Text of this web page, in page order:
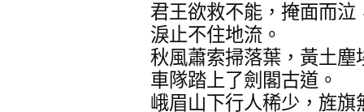
君王欲救不能，掩面而
淚止不住地流。
秋風蕭索掃落葉，黃土
車隊踏上了劍閣古道。
峨眉山下行人稀少，旌旗